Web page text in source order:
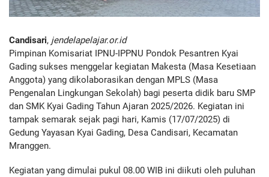
Candisari, jendelapelajar.or.id
Pimpinan Komisariat IPNU-IPPNU Pondok Pesantren Kyai
Gading sukses menggelar kegiatan Makesta (Masa Kesetiaan
Anggota) yang dikolaborasikan dengan MPLS (Masa
Pengenalan Lingkungan Sekolah) bagi peserta didik baru SMP
dan SMK Kyai Gading Tahun Ajaran 2025/2026. Kegiatan ini
tampak semarak sejak pagi hari, Kamis (17/07/2025) di
Gedung Yayasan Kyai Gading, Desa Candisari, Kecamatan
Mranggen.
Kegiatan yang dimulai pukul 08.00 WIB ini diikuti oleh puluhan